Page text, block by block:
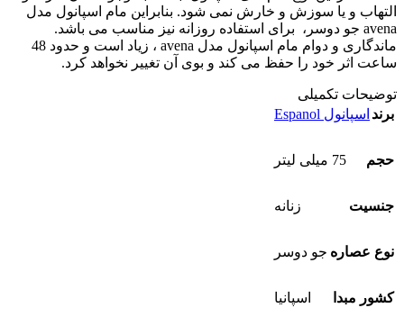
التهاب و یا سوزش و خارش نمی شود. بنابراین مام اسپانول مدل
avena جو دوسر، برای استفاده روزانه نیز مناسب می باشد.
ماندگاری و دوام مام اسپانول مدل avena ، زیاد است و حدود 48
ساعت اثر خود را حفظ می کند و بوی آن تغییر نخواهد کرد.
توضیحات تکمیلی
برند اسپانول Espanol
حجم 75 میلی لیتر
جنسيت زنانه
نوع عصاره جو دوسر
کشور مبدا اسپانیا